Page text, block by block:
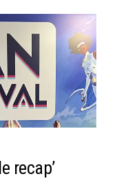
recap’